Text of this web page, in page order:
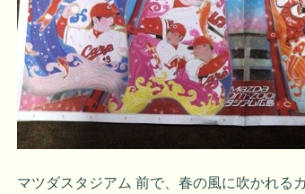
マツダスタジアム 前で、春の風に吹かれる